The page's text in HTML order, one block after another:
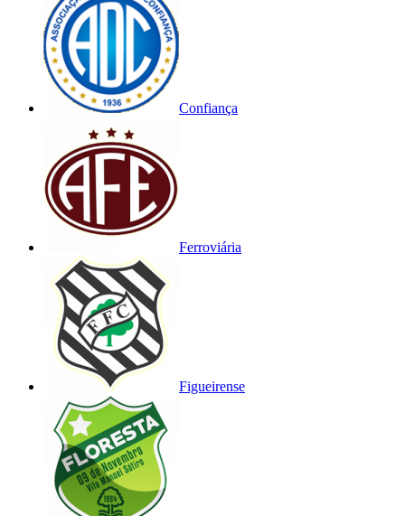
Confiança
Ferroviária
Figueirense